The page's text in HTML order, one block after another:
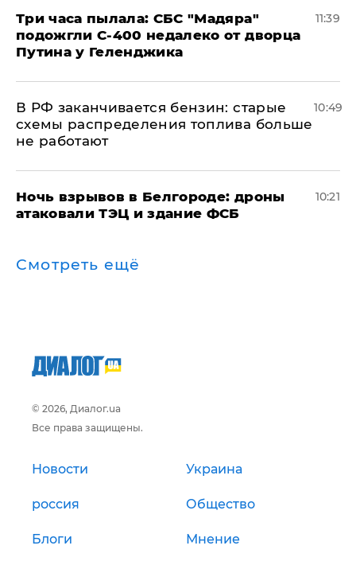
Три часа пылала: СБС "Мадяра"
подожгли С-400 недалеко от дворца
Путина у Геленджика
11:39
​В РФ заканчивается бензин: старые
схемы распределения топлива больше
не работают
10:49
​Ночь взрывов в Белгороде: дроны
атаковали ТЭЦ и здание ФСБ
10:21
Смотреть ещё
© 2026, Диалог.ua
Все права защищены.
Новости Украина
россия Общество
Блоги Мнение